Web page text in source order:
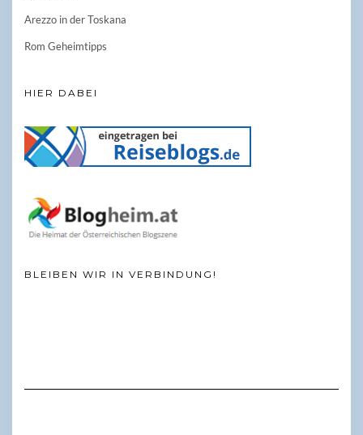
Arezzo in der Toskana
Rom Geheimtipps
HIER DABEI
BLEIBEN WIR IN VERBINDUNG!